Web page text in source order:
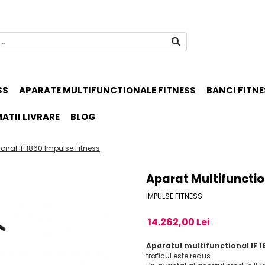
APARATE MULTIFUNCTIONALE FITNESS BANCI
LIVRARE BLOG
IF 1860 Impulse Fitness
Aparat
IMPULSE FITNESS
14.262,00 Lei
Aparatul multifunctional IF
traficul este redus.